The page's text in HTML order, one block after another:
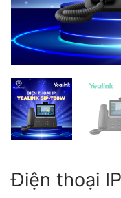
Điện thoại IP
Wireless IP
Sự kiện
Liên hệ
Điện thoại